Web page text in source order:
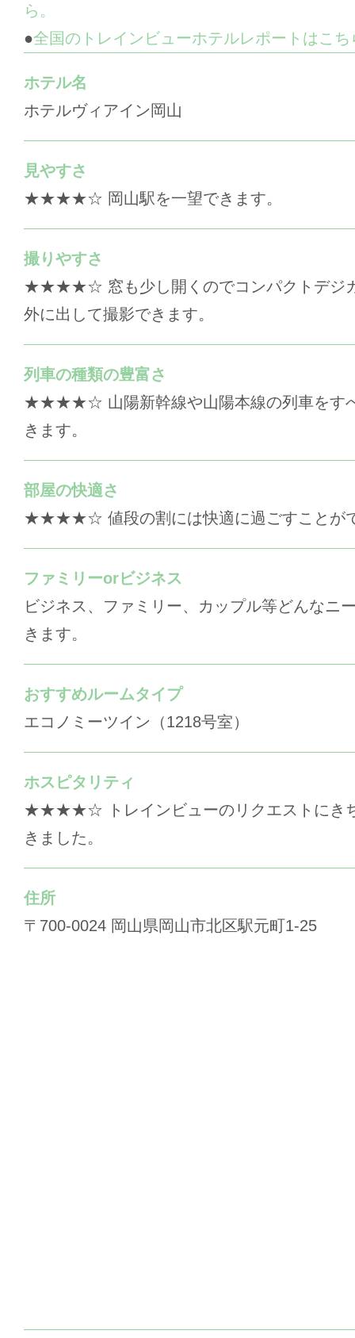
ら。
●全国のトレインビューホテルレポートはこち
ホテル名
ホテルヴィアイン岡山
見やすさ
★★★★☆ 岡山駅を一望できます。
撮りやすさ
★★★★☆ 窓も少し開くのでコンパクトデジ
外に出して撮影できます。
列車の種類の豊富さ
★★★★☆ 山陽新幹線や山陽本線の列車をす
きます。
部屋の快適さ
★★★★☆ 値段の割には快適に過ごすことが
ファミリーorビジネス
ビジネス、ファミリー、カップル等どんなニ
きます。
おすすめルームタイプ
エコノミーツイン（1218号室）
ホスピタリティ
★★★★☆ トレインビューのリクエストにき
きました。
住所
〒700-0024 岡山県岡山市北区駅元町1-25